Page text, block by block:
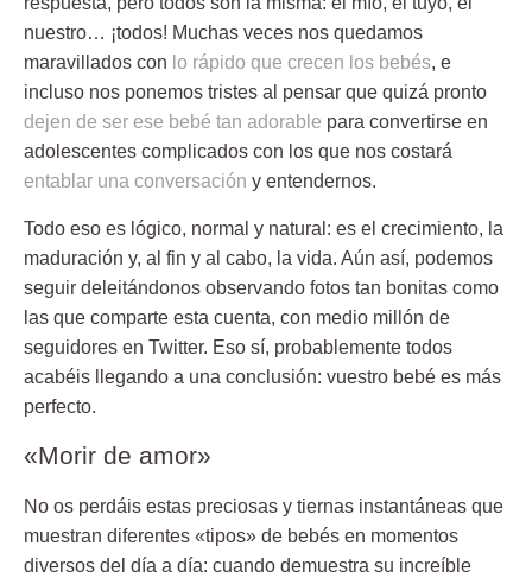
nuestro… ¡todos! Muchas veces nos quedamos
maravillados con lo rápido que crecen los bebés, e
incluso nos ponemos tristes al pensar que quizá pronto
dejen de ser ese bebé tan adorable para convertirse en
adolescentes complicados con los que nos costará
entablar una conversación y entendernos.
Todo eso es lógico, normal y natural: es el crecimiento, la
maduración y, al fin y al cabo, la vida. Aún así, podemos
seguir deleitándonos observando fotos tan bonitas como
las que comparte esta cuenta, con medio millón de
seguidores en Twitter. Eso sí, probablemente todos
acabéis llegando a una conclusión: vuestro bebé es más
perfecto.
«Morir de amor»
No os perdáis estas preciosas y tiernas instantáneas que
muestran diferentes «tipos» de bebés en momentos
diversos del día a día: cuando demuestra su increíble